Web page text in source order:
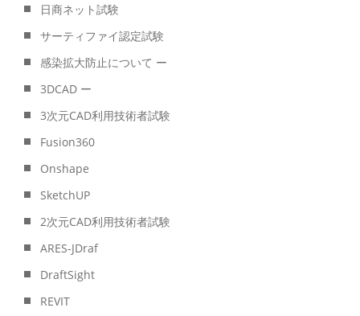
日商ネット試験
サーティファイ認定試験
感染拡大防止について ー
3DCAD ー
3次元CAD利用技術者試験
Fusion360
Onshape
SketchUP
2次元CAD利用技術者試験
ARES-JDraf
DraftSight
REVIT